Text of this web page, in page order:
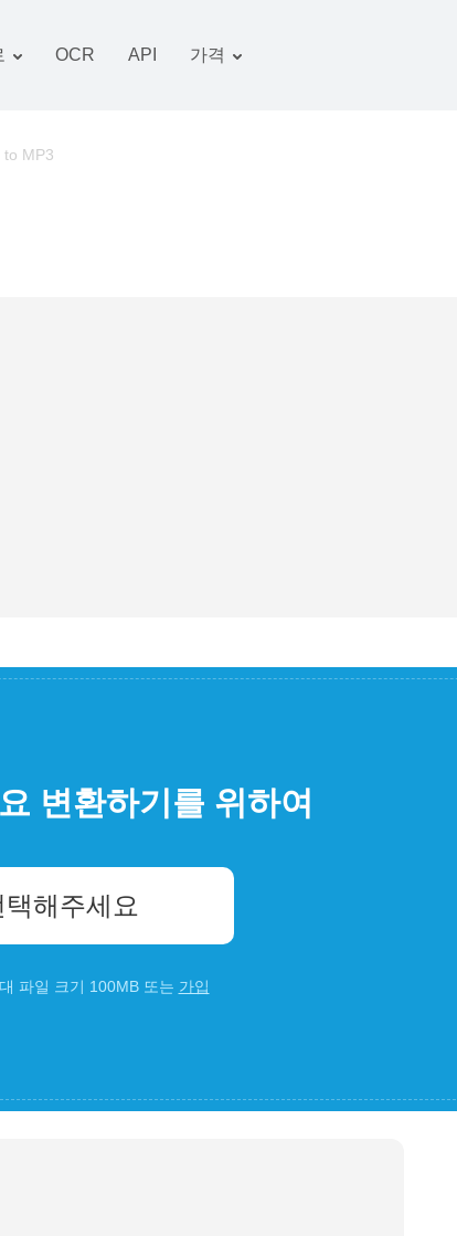
기
OCR API 가격
to MP3
변환하기를 위하여
해주세요
파일 크기 100MB 또는 가입